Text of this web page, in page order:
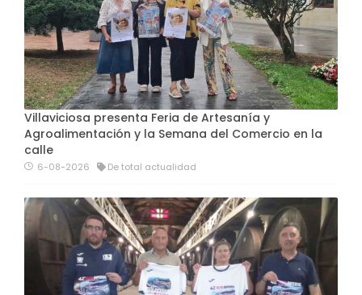
Villaviciosa presenta Feria de Artesanía y
Agroalimentación y la Semana del Comercio en la
calle
6-08-2026 De total actualidad